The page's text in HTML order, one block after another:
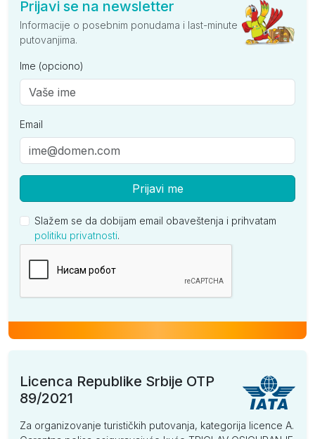
Prijavi se na newsletter
Informacije o posebnim ponudama i last-minute
putovanjima.
Ime (opciono)
Email
Prijavi me
Slažem se da dobijam email obaveštenja i prihvatam
politiku privatnosti.
Licenca Republike Srbije OTP
89/2021
Za organizovanje turističkih putovanja, kategorija licence A.